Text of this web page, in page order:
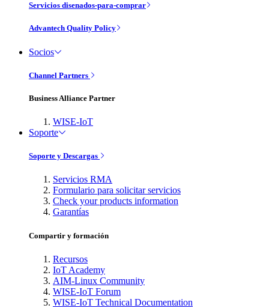
Servicios disenados-para-comprar
Advantech Quality Policy
Socios
Channel Partners
Business Alliance Partner
WISE-IoT
Soporte
Soporte y Descargas
Servicios RMA
Formulario para solicitar servicios
Check your products information
Garantías
Compartir y formación
Recursos
IoT Academy
AIM-Linux Community
WISE-IoT Forum
WISE-IoT Technical Documentation